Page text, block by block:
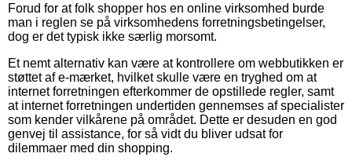
Forud for at folk shopper hos en online virksomhed burde
man i reglen se på virksomhedens forretningsbetingelser,
dog er det typisk ikke særlig morsomt.
Et nemt alternativ kan være at kontrollere om webbutikken er
støttet af e-mærket, hvilket skulle være en tryghed om at
internet forretningen efterkommer de opstillede regler, samt
at internet forretningen undertiden gennemses af specialister
som kender vilkårene på området. Dette er desuden en god
genvej til assistance, for så vidt du bliver udsat for
dilemmaer med din shopping.